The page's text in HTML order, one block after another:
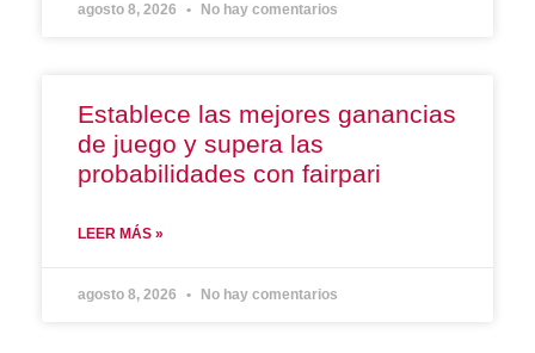
agosto 8, 2026 No hay comentarios
Establece las mejores ganancias
de juego y supera las
probabilidades con fairpari
LEER MÁS »
agosto 8, 2026 No hay comentarios